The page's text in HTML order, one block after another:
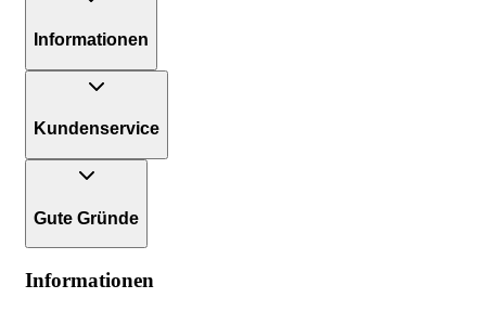
Informationen
Kundenservice
Gute Gründe
Informationen